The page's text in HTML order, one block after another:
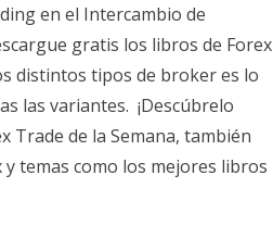
en el Intercambio de
gratis los libros de Forex
distintos tipos de broker es lo
las variantes. ️ ¡Descúbrelo
Trade de la Semana, también
temas como los mejores libros